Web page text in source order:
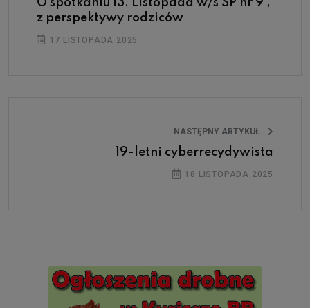
O spotkaniu 13. Listopada w/s SP nr 9 ,
z perspektywy rodziców
17 LISTOPADA 2025
NASTĘPNY ARTYKUŁ
19-letni cyberrecydywista
18 LISTOPADA 2025